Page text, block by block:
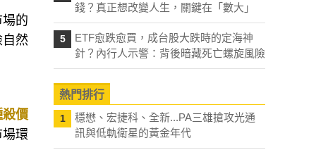
的
然
殺價
環
錢？真正想改變人生，關鍵在「數大」
5
ETF愈跌愈買，成台股大跌時的定海神
針？內行人示警：背後暗藏死亡螺旋風險
熱門排行
1
穩懋、宏捷科、全新...PA三雄搶攻光通
訊與低軌衛星的黃金年代